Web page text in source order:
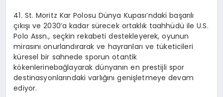
41. St. Moritz Kar Polosu Dünya Kupası’ndaki başarılı
çıkışı ve 2030’a kadar sürecek ortaklık taahhüdü ile U.S.
Polo Assn., seçkin rekabeti destekleyerek, oyunun
mirasını onurlandırarak ve hayranları ve tüketicileri
küresel bir sahnede sporun otantik
kökenlerinebağlayarak dünyanın en prestijli spor
destinasyonlarındaki varlığını genişletmeye devam
ediyor.